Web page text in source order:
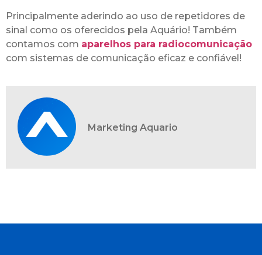
Principalmente aderindo ao uso de repetidores de
sinal como os oferecidos pela Aquário! Também
contamos com aparelhos para radiocomunicação
com sistemas de comunicação eficaz e confiável!
Marketing Aquario